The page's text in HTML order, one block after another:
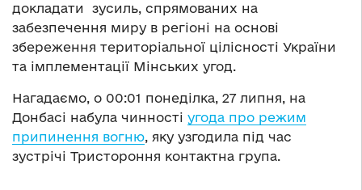
докладати зусиль, спрямованих на
забезпечення миру в регіоні на основі
збереження територіальної цілісності України
та імплементації Мінських угод.
Нагадаємо, о 00:01 понеділка, 27 липня, на
Донбасі набула чинності угода про режим
припинення вогню, яку узгодила під час
зустрічі Тристороння контактна група.